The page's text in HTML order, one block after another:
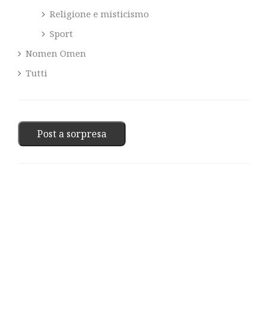
Religione e misticismo
Sport
Nomen Omen
Tutti
Post a sorpresa